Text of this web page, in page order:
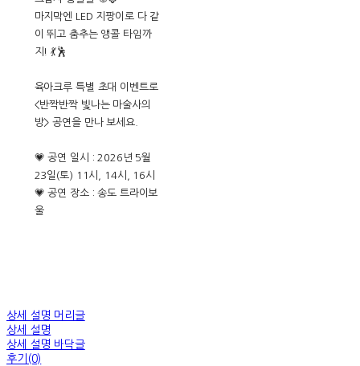
마지막엔 LED 지팡이로 다 같
이 뛰고 춤추는 앵콜 타임까
지! 💃🕺
육아크루 특별 초대 이벤트로
<반짝반짝 빛나는 마술사의
방> 공연을 만나 보세요.
💗 공연 일시 : 2026년 5월
23일(토) 11시, 14시, 16시
💗 공연 장소 : 송도 트라이보
울
상세 설명 머리글
상세 설명
상세 설명 바닥글
후기(0)